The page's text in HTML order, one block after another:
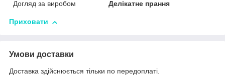
Догляд за виробом
Делікатне прання
Приховати
Умови доставки
Доставка здійснюється тільки по передоплаті.